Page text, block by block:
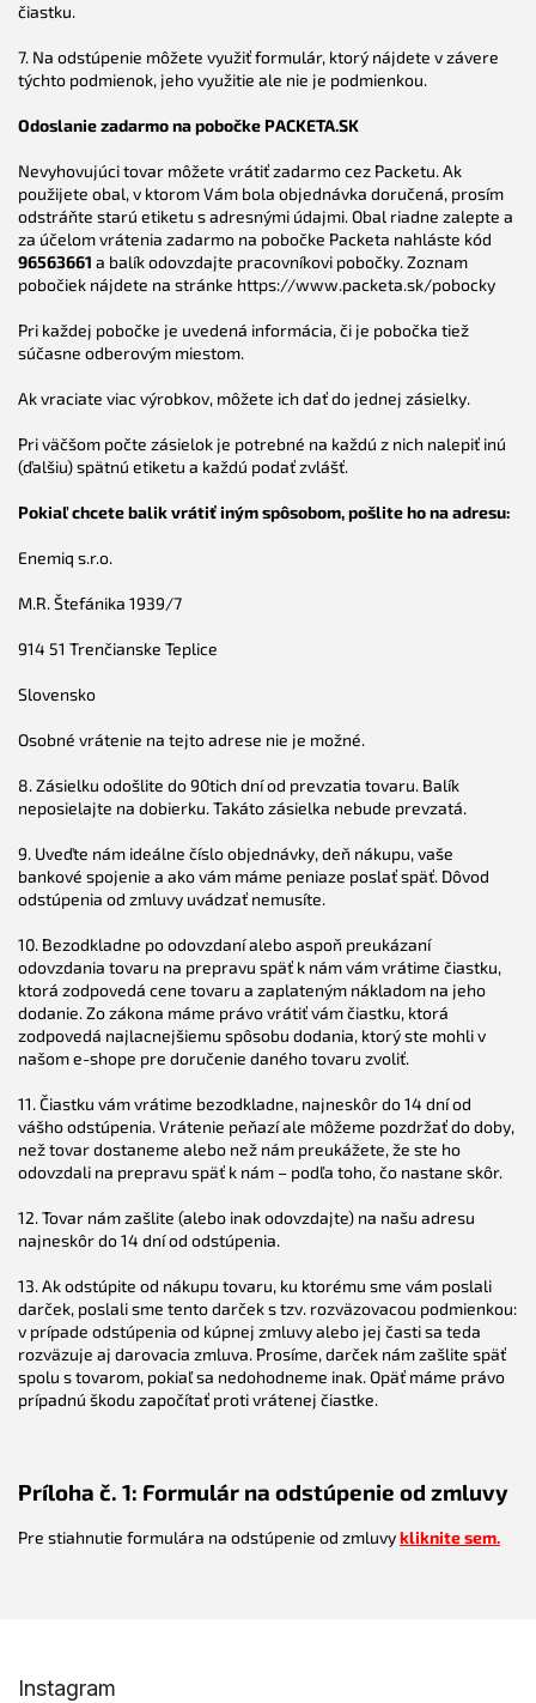
čiastku.
7. Na odstúpenie môžete využiť formulár, ktorý nájdete v závere
týchto podmienok, jeho využitie ale nie je podmienkou.
Odoslanie zadarmo na pobočke PACKETA.SK
Nevyhovujúci tovar môžete vrátiť zadarmo cez Packetu. Ak
použijete obal, v ktorom Vám bola objednávka doručená, prosím
odstráňte starú etiketu s adresnými údajmi. Obal riadne zalepte a
za účelom vrátenia zadarmo na pobočke Packeta nahláste kód
96563661 a balík odovzdajte pracovníkovi pobočky. Zoznam
pobočiek nájdete na stránke https://www.packeta.sk/pobocky
Pri každej pobočke je uvedená informácia, či je pobočka tiež
súčasne odberovým miestom.
Ak vraciate viac výrobkov, môžete ich dať do jednej zásielky.
Pri väčšom počte zásielok je potrebné na každú z nich nalepiť inú
(ďalšiu) spätnú etiketu a každú podať zvlášť.
Pokiaľ chcete balik vrátiť iným spôsobom, pošlite ho na adresu:
Enemiq s.r.o.
M.R. Štefánika 1939/7
914 51 Trenčianske Teplice
Slovensko
Osobné vrátenie na tejto adrese nie je možné.
8. Zásielku odošlite do 90tich dní od prevzatia tovaru. Balík
neposielajte na dobierku. Takáto zásielka nebude prevzatá.
9. Uveďte nám ideálne číslo objednávky, deň nákupu, vaše
bankové spojenie a ako vám máme peniaze poslať späť. Dôvod
odstúpenia od zmluvy uvádzať nemusíte.
10. Bezodkladne po odovzdaní alebo aspoň preukázaní
odovzdania tovaru na prepravu späť k nám vám vrátime čiastku,
ktorá zodpovedá cene tovaru a zaplateným nákladom na jeho
dodanie. Zo zákona máme právo vrátiť vám čiastku, ktorá
zodpovedá najlacnejšiemu spôsobu dodania, ktorý ste mohli v
našom e-shope pre doručenie daného tovaru zvoliť.
11. Čiastku vám vrátime bezodkladne, najneskôr do 14 dní od
vášho odstúpenia. Vrátenie peňazí ale môžeme pozdržať do doby,
než tovar dostaneme alebo než nám preukážete, že ste ho
odovzdali na prepravu späť k nám – podľa toho, čo nastane skôr.
12. Tovar nám zašlite (alebo inak odovzdajte) na našu adresu
najneskôr do 14 dní od odstúpenia.
13. Ak odstúpite od nákupu tovaru, ku ktorému sme vám poslali
darček, poslali sme tento darček s tzv. rozväzovacou podmienkou:
v prípade odstúpenia od kúpnej zmluvy alebo jej časti sa teda
rozväzuje aj darovacia zmluva. Prosíme, darček nám zašlite späť
spolu s tovarom, pokiaľ sa nedohodneme inak. Opäť máme právo
prípadnú škodu započítať proti vrátenej čiastke.
Príloha č. 1: Formulár na odstúpenie od zmluvy
Pre stiahnutie formulára na odstúpenie od zmluvykliknite sem.
Instagram